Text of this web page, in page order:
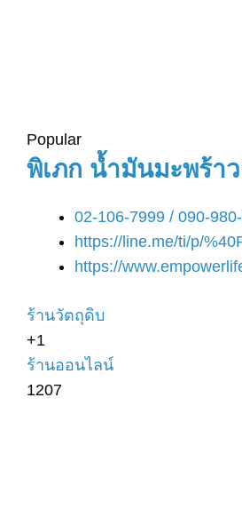
Popular
พิเภก น้ำมันมะพร้า
02-106-7999 / 090-
https://line.me/ti/p/
https://
ร้านวัตถุดิบ
+1
ร้านออนไลน์
1207